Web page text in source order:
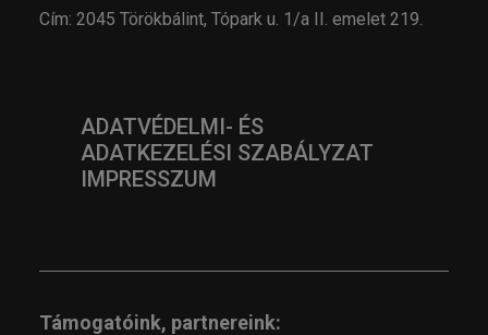
Cím: 2045 Törökbálint, Tópark u. 1/a II. emelet 219.
ADATVÉDELMI- ÉS
ADATKEZELÉSI SZABÁLYZAT
IMPRESSZUM
Támogatóink, partnereink: